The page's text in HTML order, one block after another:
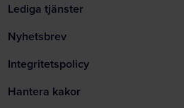
Lediga tjänster
Nyhetsbrev
Integritetspolicy
Hantera kakor